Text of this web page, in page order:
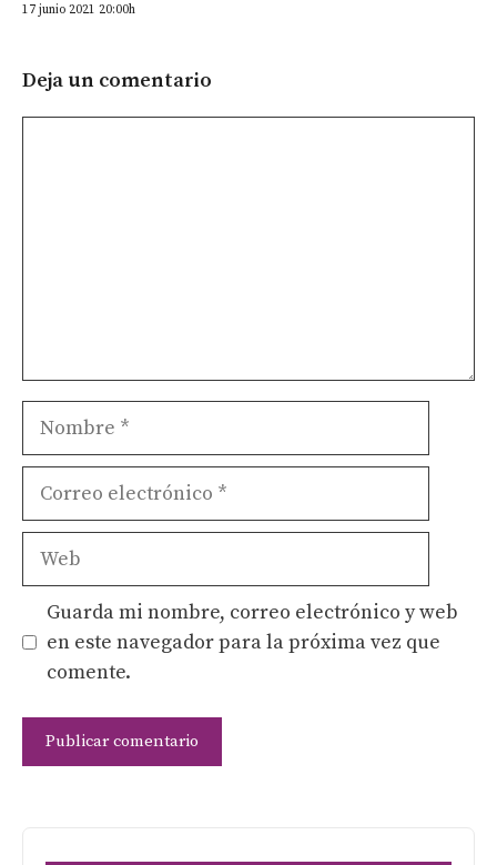
17 junio 2021 20:00h
Deja un comentario
Nombre
Correo
Web
Guarda mi nombre, correo electrónico y web
en este navegador para la próxima vez que
comente.